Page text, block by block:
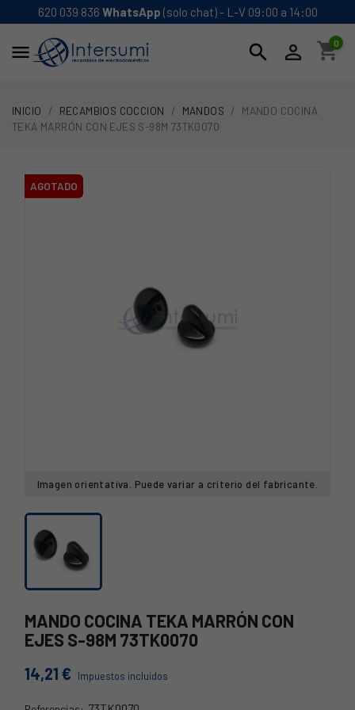
620 039 836 WhatsApp (solo chat) - L-V 09:00 a 14:00
 search  shopping_cart
0
INICIO RECAMBIOS COCCION MANDOS
MANDO COCINA
TEKA MARRÓN CON EJES S-98M 73TK0070
AGOTADO
Imagen orientativa. Puede variar a criterio del fabricante.
MANDO COCINA TEKA MARRÓN CON
EJES S-98M 73TK0070
14,21 € Impuestos incluidos